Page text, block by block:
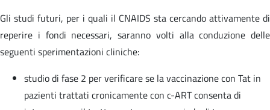
Gli studi futuri, per i quali il CNAIDS sta cercando attivamente di
reperire i fondi necessari, saranno volti alla conduzione delle
seguenti sperimentazioni cliniche:
studio di fase 2 per verificare se la vaccinazione con Tat in
pazienti trattati cronicamente con c-ART consenta di